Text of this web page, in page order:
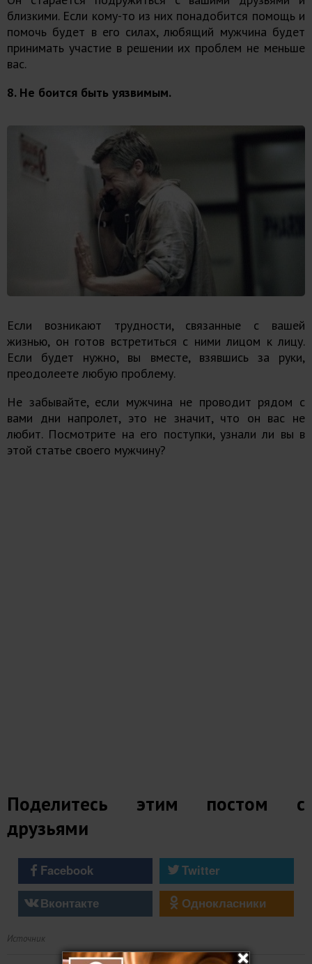
близкими. Если кому-то из них понадобится помощь и
помочь будет в его силах, любящий мужчина будет
принимать участие в решении их проблем не меньше
вас.
8. Не боится быть уязвимым.
Если возникают трудности, связанные с вашей
жизнью, он готов встретиться с ними лицом к лицу.
Если будет нужно, вы вместе, взявшись за руки,
преодолеете любую проблему.
Не забывайте, если мужчина не проводит рядом с
вами дни напролет, это не значит, что он вас не
любит. Посмотрите на его поступки, узнали ли вы в
этой статье своего мужчину?
Поделитесь этим постом с
друзьями
Facebook
Twitter
Вконтакте
Однокласники
Источник